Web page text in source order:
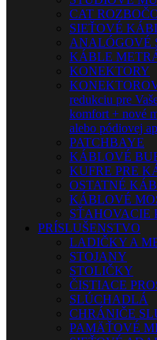
CAT
SIEŤOVÉ
ANALÓGOVÉ
KÁBLE
KONEKTORY
redukciu pre
komfort + nové
alebo pódiovej
PATCHBAYE
KÁBLOVÉ
KUFRE PRE
OSTATNÉ
KÁBLOVÉ
SŤAHOVACIE
PRÍSLUŠENSTVO
LADIČKY A
STOJANY
STOLIČKY
ČISTIACE
SLÚCHADLÁ
CHRÁNIČE
PAMÄŤOVÉ